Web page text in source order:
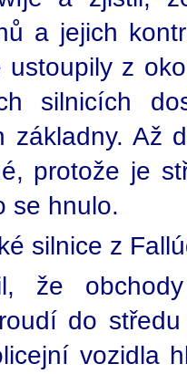
a jejich
z
silnicích
základny. Až
protože je
se hnulo.
silnice z
že
do
vozidla